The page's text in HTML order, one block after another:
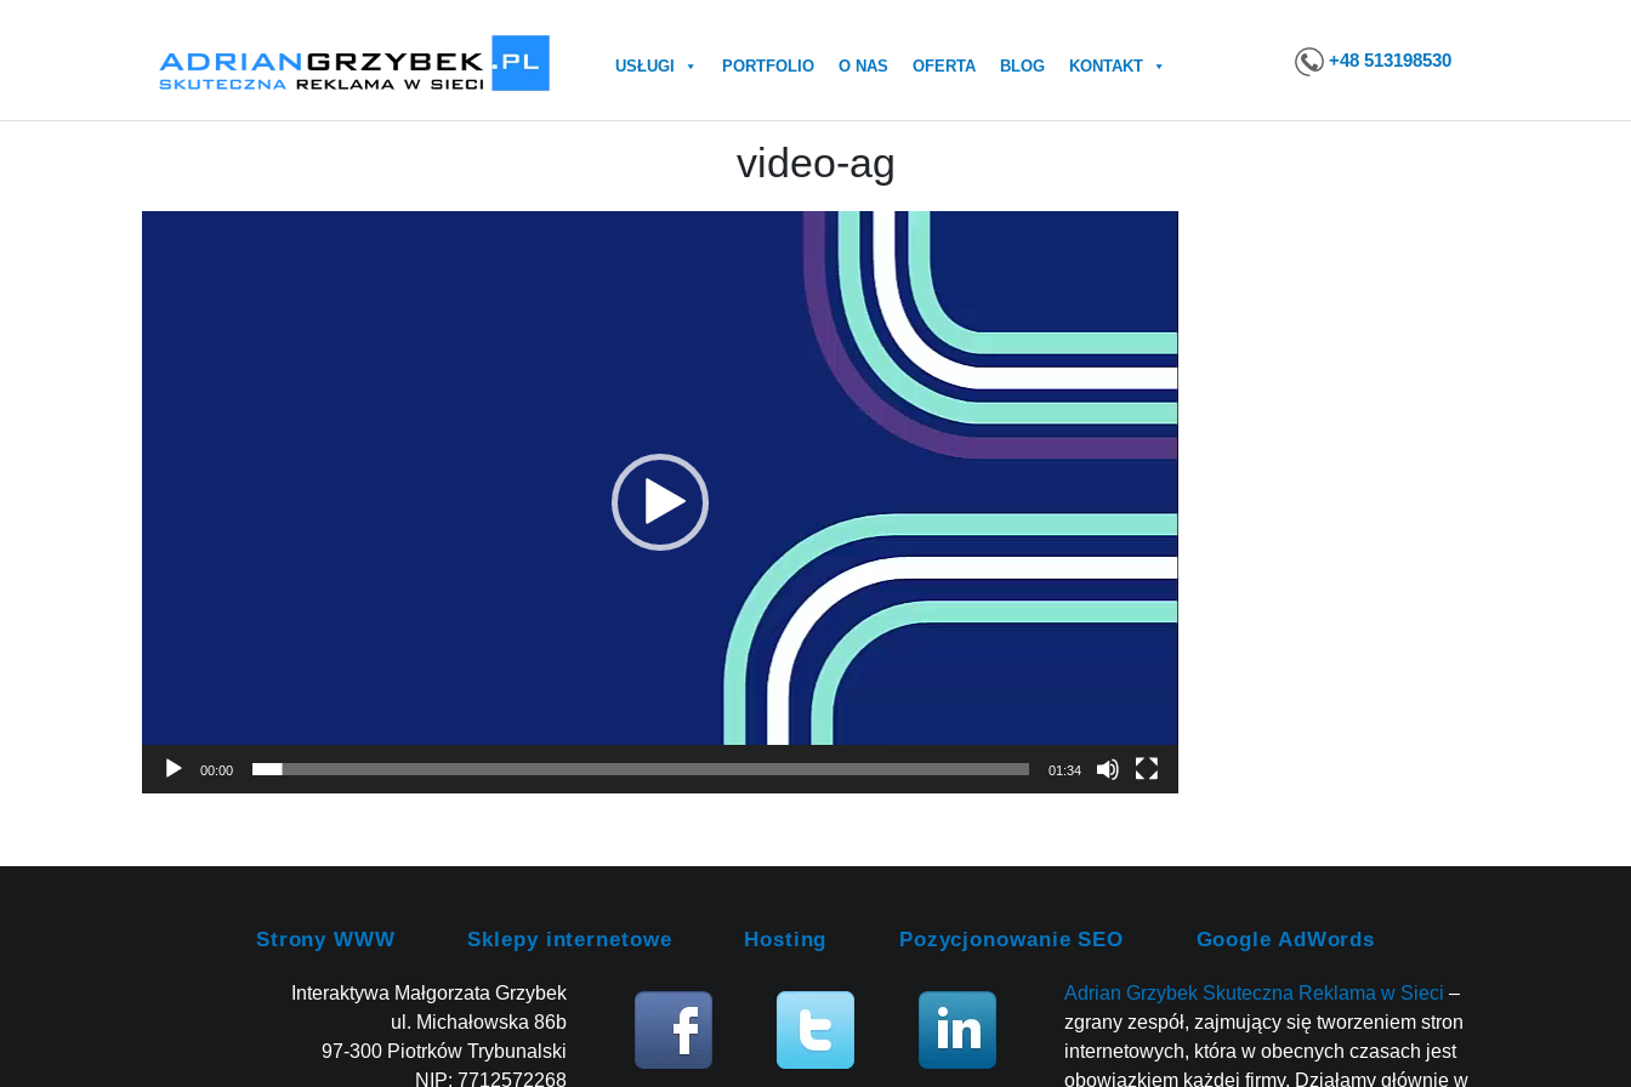
USŁUGI PORTFOLIO O NAS OFERTA BLOG KONTAKT +48 513198530
video-ag
00:00 01:34
Strony WWW Sklepy internetowe Hosting Pozycjonowanie SEO Google AdWords
Interaktywa Małgorzata Grzybek
ul. Michałowska 86b
97-300 Piotrków Trybunalski
NIP: 7712572268
Adrian Grzybek Skuteczna Reklama w Sieci –
zgrany zespół, zajmujący się tworzeniem stron
internetowych, która w obecnych czasach jest
obowiązkiem każdej firmy. Działamy głównie w